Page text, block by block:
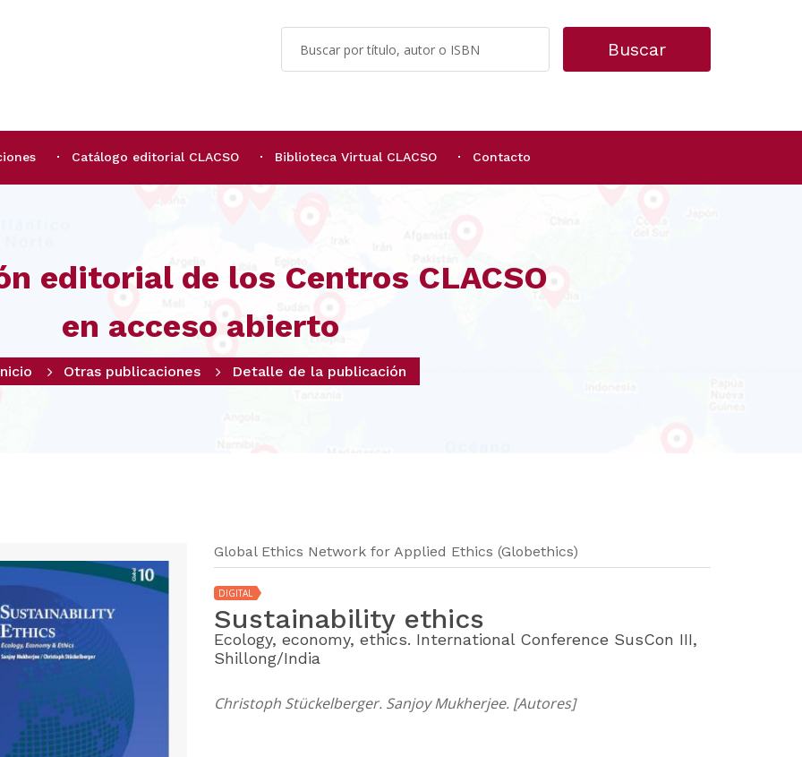
Buscar
Catálogo editorial CLACSO Biblioteca Virtual CLACSO Contacto
editorial de los Centros CLACSO
en acceso abierto
Otras publicaciones Detalle de la publicación
Global Ethics Network for Applied Ethics (Globethics)
DIGITAL
Sustainability ethics
Ecology, economy, ethics. International Conference SusCon III,
Shillong/India
Christoph Stückelberger. Sanjoy Mukherjee. [Autores]